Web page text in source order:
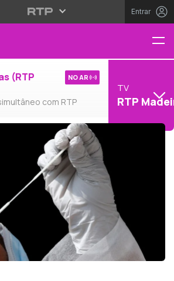
Entrar
(RTP
com RTP
NO AR
TV
RTP